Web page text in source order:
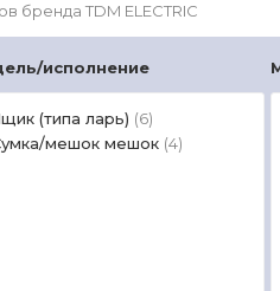
бренда TDM ЕLECTRIC
исполнение
(типа ларь) (6)
мешок мешок (4)